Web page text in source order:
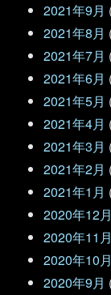
2021年9月
2021年8月
2021年7月
2021年6月
2021年5月
2021年4月
2021年3月
2021年2月
2021年1月
2020年12月
2020年11月
2020年10月
2020年9月